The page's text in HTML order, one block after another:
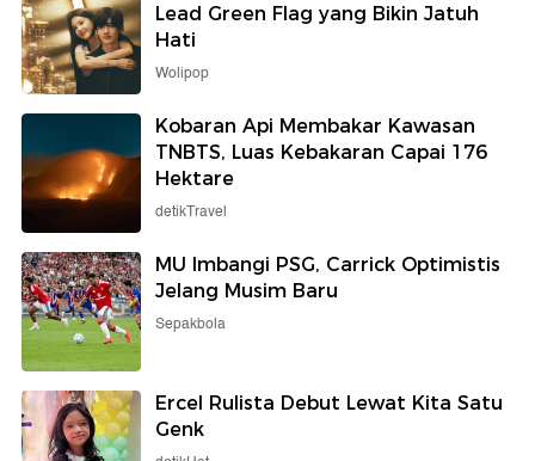
Lead Green Flag yang Bikin Jatuh
Hati
Wolipop
Kobaran Api Membakar Kawasan
TNBTS, Luas Kebakaran Capai 176
Hektare
detikTravel
MU Imbangi PSG, Carrick Optimistis
Jelang Musim Baru
Sepakbola
Ercel Rulista Debut Lewat Kita Satu
Genk